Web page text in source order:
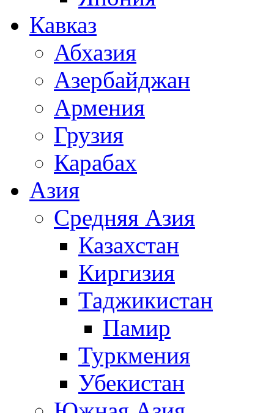
Кавказ
Абхазия
Азербайджан
Армения
Грузия
Карабах
Азия
Средняя Азия
Казахстан
Киргизия
Таджикистан
Памир
Туркмения
Убекистан